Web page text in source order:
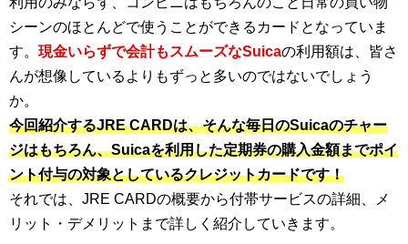
シーンのほとんどで使うことができるカードとなっていま
す。 現金いらずで会計もスムーズなSuicaの利用額は、皆さ
んが想像しているよりもずっと多いのではないでしょう
か。
今回紹介するJRE CARDは、そんな毎日のSuicaのチャー
ジはもちろん、Suicaを利用した定期券の購入金額までポイ
ント付与の対象としているクレジットカードです！
それでは、JRE CARDの概要から付帯サービスの詳細、メ
リット・デメリットまで詳しく紹介していきます。